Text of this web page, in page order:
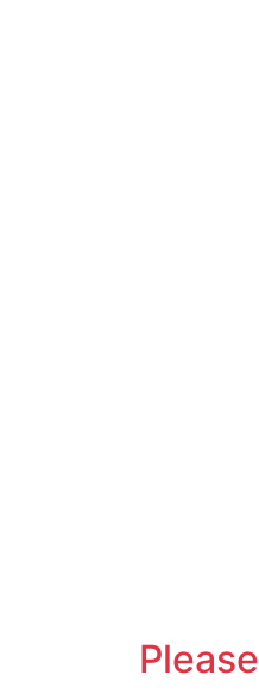
Please